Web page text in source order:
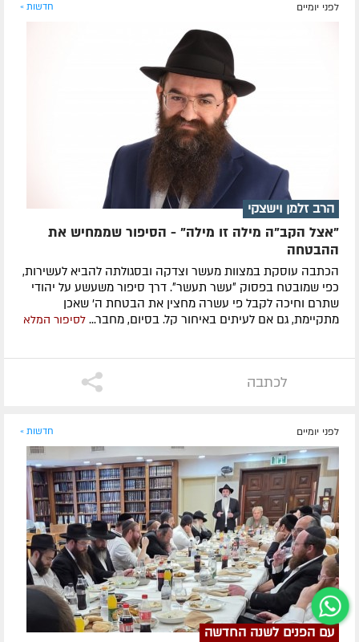
לפני יומיים חדשות »
הרב זלמן וישצקי
"אצל הקב"ה מילה זו מילה" - הסיפור שממחיש את
ההבטחה
הכתבה עוסקת במצוות מעשר וצדקה ובסגולתה להביא לעשירות,
כפי שמובטח בפסוק ״עשר תעשר״. דרך סיפור משעשע על יהודי
שתרם וחיכה לקבל פי עשרה מחצין את הבטחת ה' שאכן
מתקיימת, גם אם לעיתים באיחור קל. בסיום, מחבר... לסיפור המלא
לכתבה
לפני יומיים חדשות »
עם הפנים לשנה החדשה